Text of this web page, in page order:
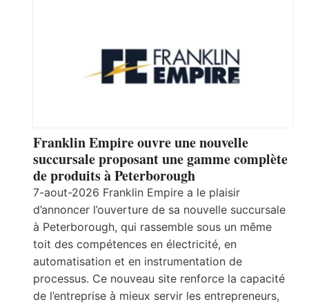
Franklin Empire ouvre une nouvelle
succursale proposant une gamme complète
de produits à Peterborough
7-aout-2026 Franklin Empire a le plaisir
d’annoncer l’ouverture de sa nouvelle succursale
à Peterborough, qui rassemble sous un même
toit des compétences en électricité, en
automatisation et en instrumentation de
processus. Ce nouveau site renforce la capacité
de l’entreprise à mieux servir les entrepreneurs,